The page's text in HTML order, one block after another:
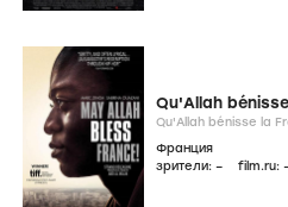
Qu'Allah
Франция
зрители: – film.ru: